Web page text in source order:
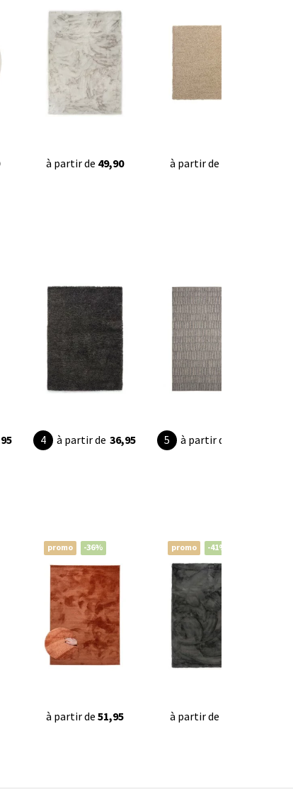
à partir de 49,90 à partir de
à partir de 36,95 à partir de
promo -36%
à partir de 51,95
promo -41%
à partir de